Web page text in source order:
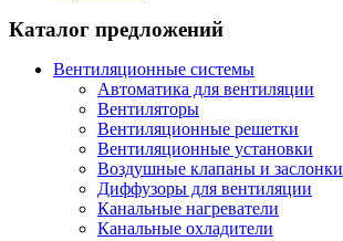
Каталог предложений
Вентиляционные системы
Автоматика для вентиляции
Вентиляторы
Вентиляционные решетки
Вентиляционные установки
Воздушные клапаны и заслонки
Диффузоры для вентиляции
Канальные нагреватели
Канальные охладители